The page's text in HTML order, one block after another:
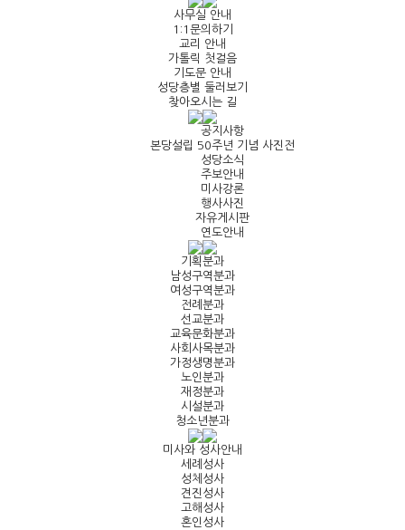
사무실 안내
1:1문의하기
교리 안내
가톨릭 첫걸음
기도문 안내
성당층별 둘러보기
찾아오시는 길
공지사항
본당설립 50주년 기념 사진전
성당소식
주보안내
미사강론
행사사진
자유게시판
연도안내
기획분과
남성구역분과
여성구역분과
전례분과
선교분과
교육문화분과
사회사목분과
가정생명분과
노인분과
재정분과
시설분과
청소년분과
미사와 성사안내
세례성사
성체성사
견진성사
고해성사
혼인성사